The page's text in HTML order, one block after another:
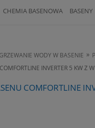
CHEMIA BASENOWA BASENY
WODY W BASENIE »
INVERTER 5 KW Z
COMFORTLINE